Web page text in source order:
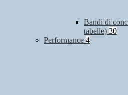
Bandi di
tabelle) 30
Performance 4